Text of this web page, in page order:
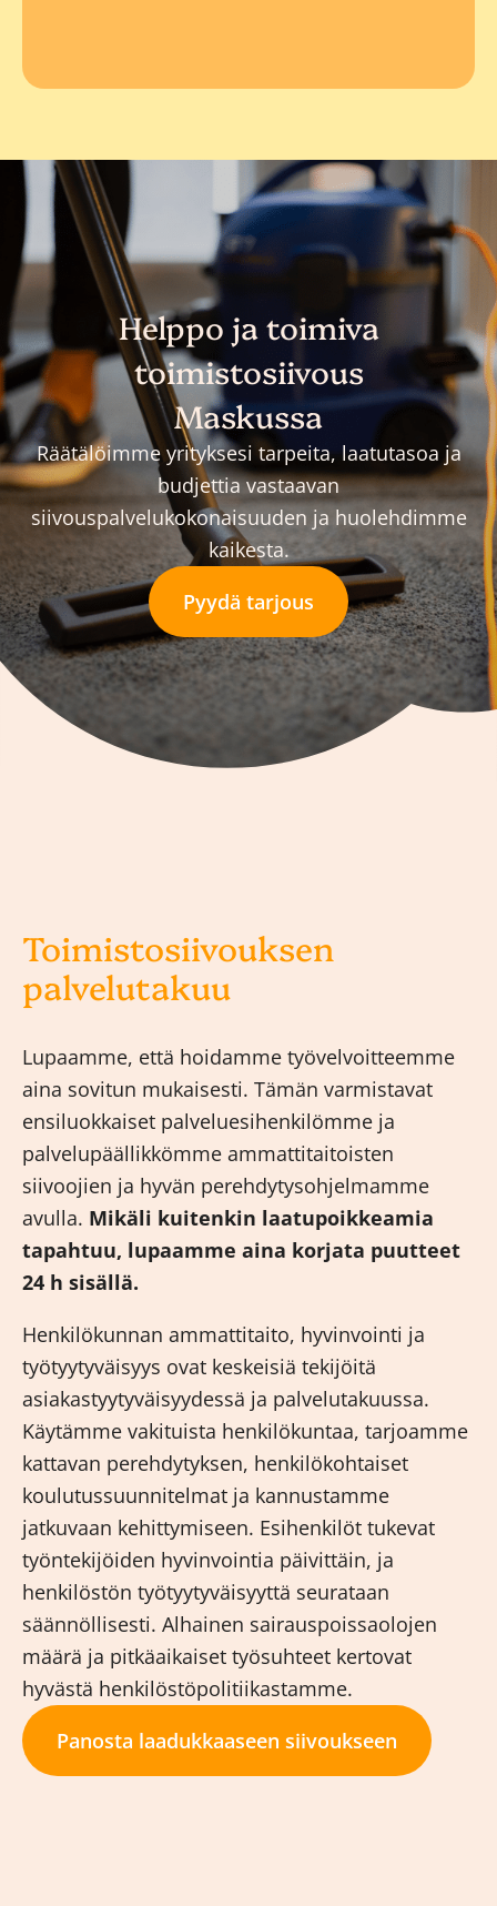
Helppo ja toimiva
toimistosiivous
Maskussa
Räätälöimme yrityksesi tarpeita, laatutasoa ja
budjettia vastaavan
siivouspalvelukokonaisuuden ja huolehdimme
kaikesta.
Pyydä tarjous
Toimistosiivouksen
palvelutakuu
Lupaamme, että hoidamme työvelvoitteemme
aina sovitun mukaisesti. Tämän varmistavat
ensiluokkaiset palveluesihenkilömme ja
palvelupäällikkömme ammattitaitoisten
siivoojien ja hyvän perehdytysohjelmamme
avulla. Mikäli kuitenkin laatupoikkeamia
tapahtuu, lupaamme aina korjata puutteet
24 h sisällä.
Henkilökunnan ammattitaito, hyvinvointi ja
työtyytyväisyys ovat keskeisiä tekijöitä
asiakastyytyväisyydessä ja palvelutakuussa.
Käytämme vakituista henkilökuntaa, tarjoamme
kattavan perehdytyksen, henkilökohtaiset
koulutussuunnitelmat ja kannustamme
jatkuvaan kehittymiseen. Esihenkilöt tukevat
työntekijöiden hyvinvointia päivittäin, ja
henkilöstön työtyytyväisyyttä seurataan
säännöllisesti. Alhainen sairauspoissaolojen
määrä ja pitkäaikaiset työsuhteet kertovat
hyvästä henkilöstöpolitiikastamme.
Panosta laadukkaaseen siivoukseen